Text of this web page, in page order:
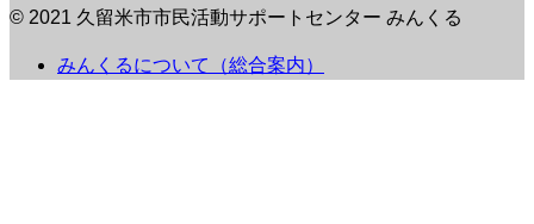
© 2021 久留米市市民活動サポートセンター みんくる
みんくるについて（総合案内）